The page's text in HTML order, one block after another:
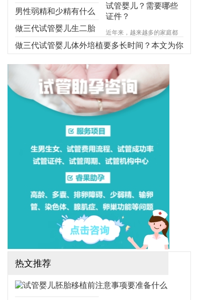
试管婴儿？需要哪些
证件？
近年来，越来越多的家庭都
遭受着失去孩子的痛苦，对
于失独家庭的来说，再生育
安慰方式。那么，失独家庭
想做三代试管可行吗？需要
哪些手续？（如果还想了解
更多的试管婴儿流程、费
用、成功率，可点击在线咨
询，询问专业顾问，解决相
要准备什么？本文跟你
说明一切
男性弱精和少精有什么
区别？能不能做三代试
管？
做三代试管婴儿生二胎
要考虑什么问题？本文
给你解释清楚
做三代试管婴儿体外培植要多长时间？本文为你
步步分解
热文推荐